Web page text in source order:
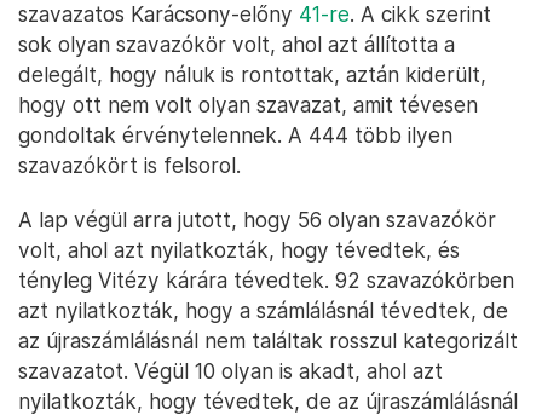
szavazatos Karácsony-előny 41-re. A cikk szerint
sok olyan szavazókör volt, ahol azt állította a
delegált, hogy náluk is rontottak, aztán kiderült,
hogy ott nem volt olyan szavazat, amit tévesen
gondoltak érvénytelennek. A 444 több ilyen
szavazókört is felsorol.
A lap végül arra jutott, hogy 56 olyan szavazókör
volt, ahol azt nyilatkozták, hogy tévedtek, és
tényleg Vitézy kárára tévedtek. 92 szavazókörben
azt nyilatkozták, hogy a számlálásnál tévedtek, de
az újraszámlálásnál nem találtak rosszul kategorizált
szavazatot. Végül 10 olyan is akadt, ahol azt
nyilatkozták, hogy tévedtek, de az újraszámlálásnál